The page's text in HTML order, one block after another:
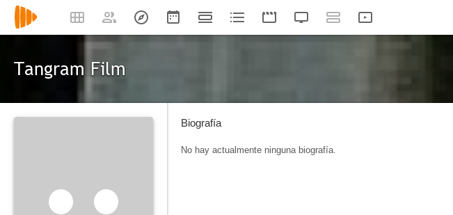
Tangram Film
Biografía
No hay actualmente ninguna biografía.